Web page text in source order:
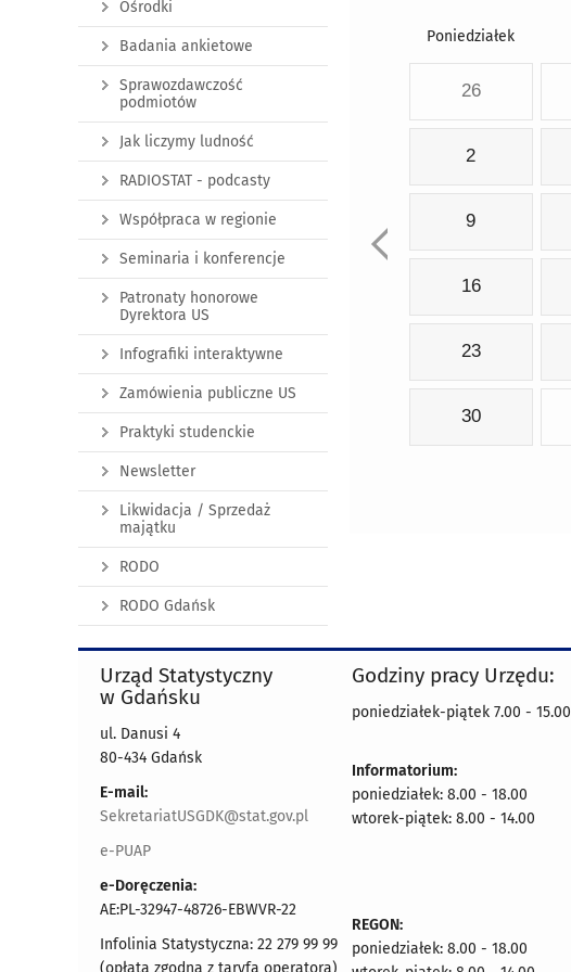
Poniedziałek
26
2
9
16
23
30
Ośrodki
Badania ankietowe
Sprawozdawczość
podmiotów
Jak liczymy ludność
RADIOSTAT - podcasty
Współpraca w regionie
Seminaria i konferencje
Patronaty honorowe
Dyrektora US
Infografiki interaktywne
Zamówienia publiczne US
Praktyki studenckie
Newsletter
Likwidacja / Sprzedaż
majątku
RODO
RODO Gdańsk
Urząd Statystyczny
w Gdańsku
ul. Danusi 4
80-434 Gdańsk
E-mail:
SekretariatUSGDK@stat.gov.pl
e-PUAP
e-Doręczenia:
AE:PL-32947-48726-EBWVR-22
Infolinia Statystyczna: 22 279 99 99
(opłata zgodna z taryfą operatora)
Godziny pracy Urzędu:
poniedziałek-piątek 7.00 - 15.00
Informatorium:
poniedziałek: 8.00 - 18.00
wtorek-piątek: 8.00 - 14.00
REGON:
poniedziałek: 8.00 - 18.00